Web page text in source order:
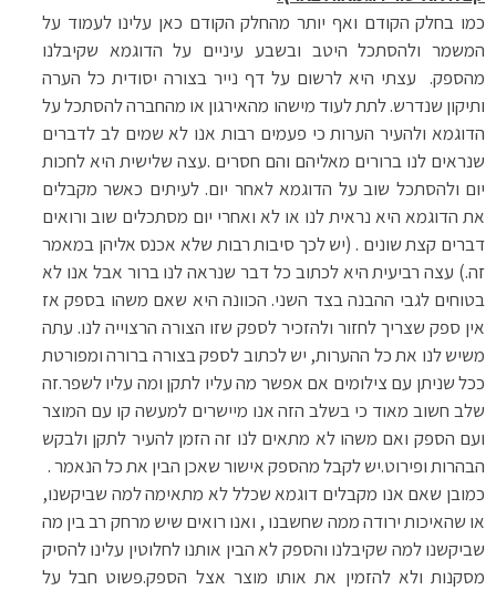
כמו בחלק הקודם ואף יותר מהחלק הקודם כאן עלינו לעמוד על
המשמר ולהסתכל היטב ובשבע עיניים על הדוגמא שקיבלנו
מהספק. עצתי היא לרשום על דף נייר בצורה יסודית כל הערה
ותיקון שנדרש. לתת לעוד מישהו מהאירגון או מהחברה להסתכל על
הדוגמא ולהעיר הערות כי פעמים רבות אנו לא שמים לב לדברים
שנראים לנו ברורים מאליהם והם חסרים .עצה שלישית היא לחכות
יום ולהסתכל שוב על הדוגמא לאחר יום. לעיתים כאשר מקבלים
את הדוגמא היא נראית לנו או לא ואחרי יום מסתכלים שוב ורואים
דברים קצת שונים . (יש לכך סיבות רבות שלא אכנס אליהן במאמר
זה.) עצה רביעית היא לכתוב כל דבר שנראה לנו ברור אבל אנו לא
בטוחים לגבי ההבנה בצד השני. הכוונה היא שאם משהו בספק אז
אין ספק שצריך לחזור ולהזכיר לספק שזו הצורה הרצוייה לנו. עתה
משיש לנו את כל ההערות, יש לכתוב לספק בצורה ברורה ומפורטת
ככל שניתן עם צילומים אם אפשר מה עליו לתקן ומה עליו לשפר.זה
שלב חשוב מאוד כי בשלב הזה אנו מיישרים למעשה קו עם המוצר
ועם הספק ואם משהו לא מתאים לנו זה הזמן להעיר לתקן ולבקש
הבהרות ופירוט.יש לקבל מהספק אישור שאכן הבין את כל הנאמר .
כמובן שאם אנו מקבלים דוגמא שכלל לא מתאימה למה שביקשנו,
או שהאיכות ירודה ממה שחשבנו , ואנו רואים שיש מרחק רב בין מה
שביקשנו למה שקיבלנו והספק לא הבין אותנו לחלוטין עלינו להסיק
מסקנות ולא להזמין את אותו מוצר אצל הספק.פשוט חבל על